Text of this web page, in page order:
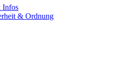
Infos
& Ordnung